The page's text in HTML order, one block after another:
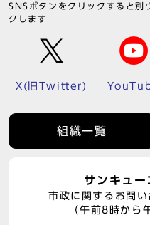
SNSボタンをクリックすると別
クします
X(旧Twitter)
組織一覧
サンキュー
市政に関するお問
（午前8時から